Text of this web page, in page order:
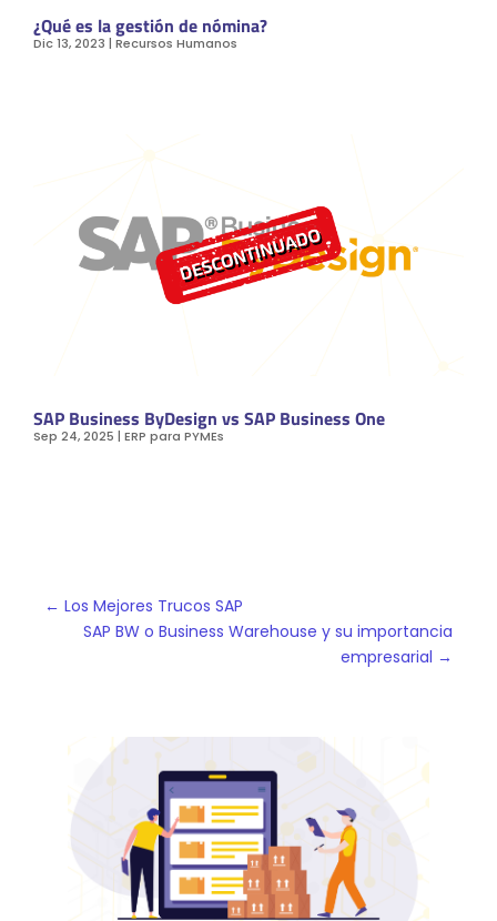
¿Qué es la gestión de nómina?
Dic 13, 2023 |Recursos Humanos
SAP Business ByDesign vs SAP Business One
Sep 24, 2025 |ERP para PYMEs
←Los Mejores Trucos SAP
SAP BW o Business Warehouse y su importancia
empresarial →